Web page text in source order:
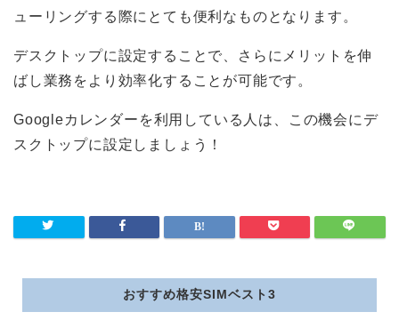
ューリングする際にとても便利なものとなります。
デスクトップに設定することで、さらにメリットを伸
ばし業務をより効率化することが可能です。
Googleカレンダーを利用している人は、この機会にデ
スクトップに設定しましょう！
おすすめ格安SIMベスト3